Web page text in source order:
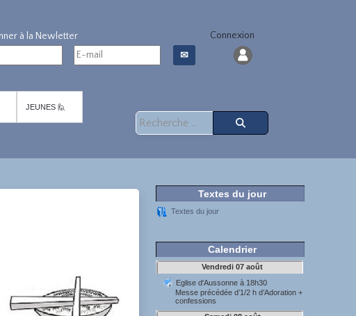
✉
Connexion
JEUNES 🙋
Rechercher
Textes du jour
Textes du jour